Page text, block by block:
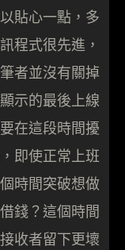
貼心一點，多
程式很先進，
者並沒有關掉
示的最後上線
在這段時間擾
即使正常上班
時間突破想做
錢？這個時間
收者留下更壞